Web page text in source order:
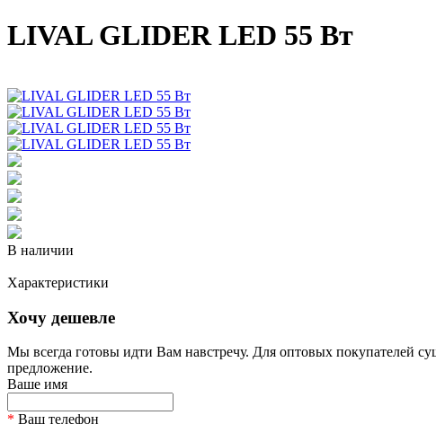
LIVAL GLIDER LED 55 Вт
В наличии
Характеристики
Хочу дешевле
Мы всегда готовы идти Вам навстречу. Для оптовых покупателей
предложение.
Ваше имя
* Ваш телефон